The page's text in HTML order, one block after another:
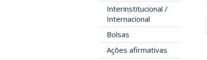
Interinstitucional /
Internacional
Bolsas
Ações afirmativas